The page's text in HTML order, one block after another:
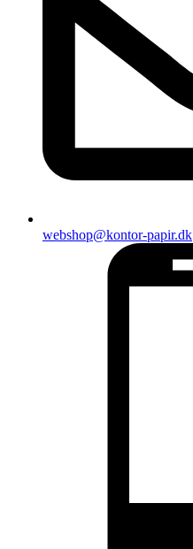
webshop@kontor-papir.dk